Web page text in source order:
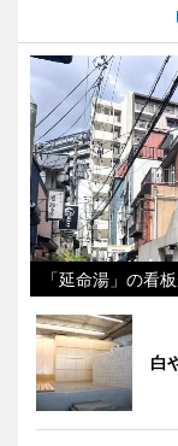
「延命湯」の看
白